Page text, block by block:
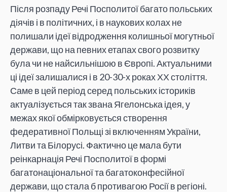
Після розпаду Речі Посполитої багато польських
діячів і в політичних, і в наукових колах не
полишали ідеї відродження колишньої могутньої
держави, що на певних етапах свого розвитку
була чи не найсильнішою в Європі. Актуальними
ці ідеї залишалися і в 20-30-х роках ХХ століття.
Саме в цей період серед польських істориків
актуалізується так звана Ягелонська ідея, у
межах якої обмірковується створення
федеративної Польщі зі включенням України,
Литви та Білорусі. Фактично це мала бути
реінкарнація Речі Посполитої в формі
багатонаціональної та багатоконфесійної
держави, що стала б противагою Росії в регіоні.